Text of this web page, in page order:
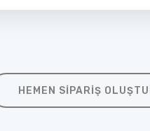
HEMEN SIPARIŞ